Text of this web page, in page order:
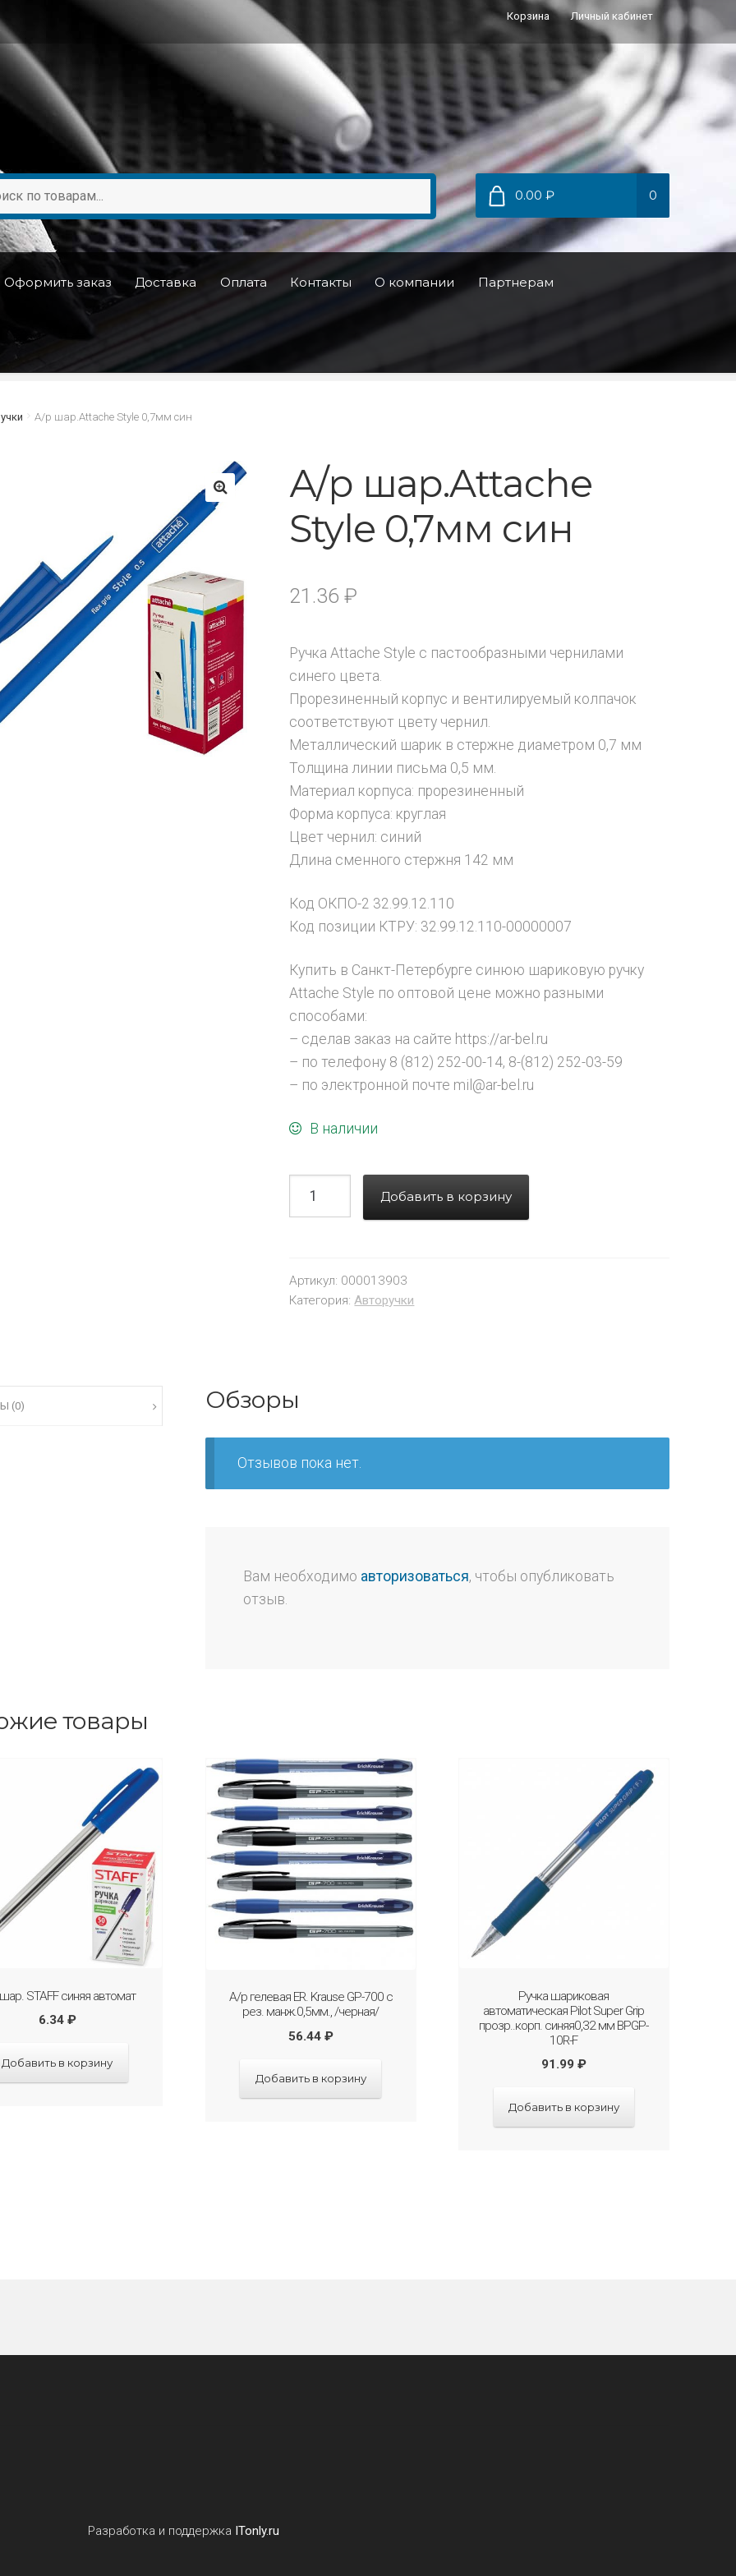
Корзина Личный кабинет
0.00 ₽ 0
Оформить заказ Доставка Оплата Контакты О компании Партнерам
А/р шар.Attache Style 0,7мм син
🔍
А/р шар.Attache
Style 0,7мм син
21.36₽
Ручка Attache Style с пастообразными чернилами
синего цвета.
Прорезиненный корпус и вентилируемый колпачок
соответствуют цвету чернил.
Металлический шарик в стержне диаметром 0,7 мм
Толщина линии письма 0,5 мм.
Материал корпуса: прорезиненный
Форма корпуса: круглая
Цвет чернил: синий
Длина сменного стержня 142 мм
Код ОКПО-2 32.99.12.110
Код позиции КТРУ: 32.99.12.110-00000007
Купить в Санкт-Петербурге синюю шариковую ручку
Attache Style по оптовой цене можно разными
способами:
– сделав заказ на сайте https://ar-bel.ru
– по телефону 8 (812) 252-00-14, 8-(812) 252-03-59
– по электронной почте mil@ar-bel.ru
В наличии
Добавить в корзину
Артикул: 000013903
Категория:Авторучки
(0) Обзоры
Отзывов пока нет.
Вам необходимо авторизоваться, чтобы опубликовать
отзыв.
товары
STAFF синяя автомат
6.34 ₽
Добавить в корзину
А/р гелевая ER. Krause GP-700 с
рез. манж.0,5мм., /черная/
56.44 ₽
Добавить в корзину
Ручка шариковая
автоматическая Pilot Super Grip
прозр..корп. синяя0,32 мм BPGP-
10R-F
91.99 ₽
Добавить в корзину
Разработка и поддержка ITonly.ru